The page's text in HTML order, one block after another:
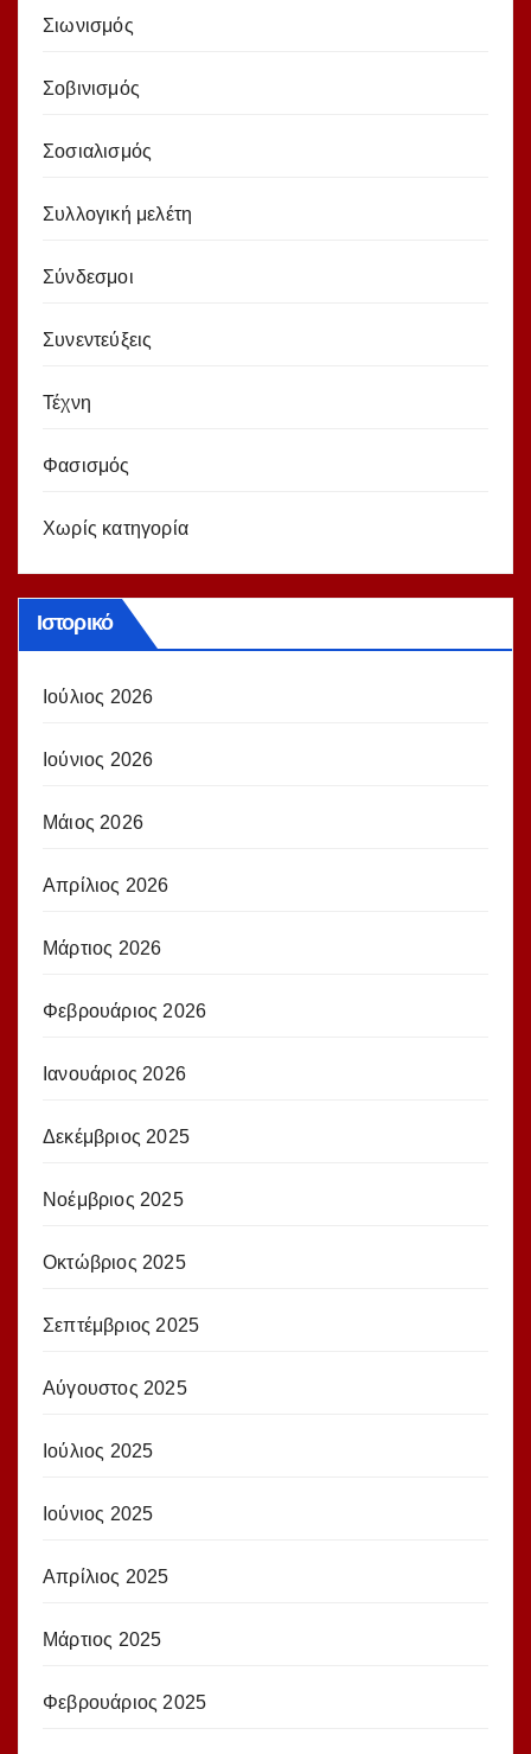
Σιωνισμός
Σοβινισμός
Σοσιαλισμός
Συλλογική μελέτη
Σύνδεσμοι
Συνεντεύξεις
Τέχνη
Φασισμός
Χωρίς κατηγορία
Ιστορικό
Ιούλιος 2026
Ιούνιος 2026
Μάιος 2026
Απρίλιος 2026
Μάρτιος 2026
Φεβρουάριος 2026
Ιανουάριος 2026
Δεκέμβριος 2025
Νοέμβριος 2025
Οκτώβριος 2025
Σεπτέμβριος 2025
Αύγουστος 2025
Ιούλιος 2025
Ιούνιος 2025
Απρίλιος 2025
Μάρτιος 2025
Φεβρουάριος 2025